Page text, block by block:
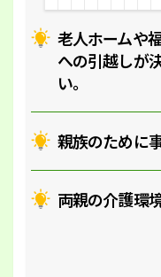
老人ホームや
への引越しが
い｡
親族のために
両親の介護環